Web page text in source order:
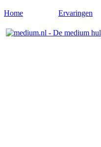
Home Ervaringen